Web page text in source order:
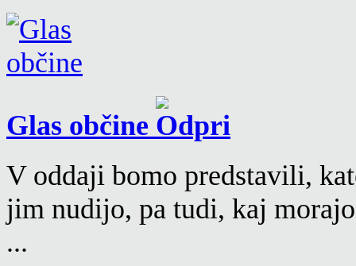
Glas občine
V oddaji bomo predstavili,
jim nudijo, pa tudi, kaj
...